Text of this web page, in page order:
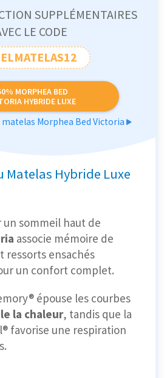
SUPPLÉMENTAIRES
LE CODE
MORPHEA BED
HYBRIDE LUXE
matelas Morphea Bed Victoria
Matelas Hybride Luxe
sommeil haut de
associe mémoire de
ressorts ensachés
un confort complet.
épouse les courbes
la chaleur, tandis que la
favorise une respiration